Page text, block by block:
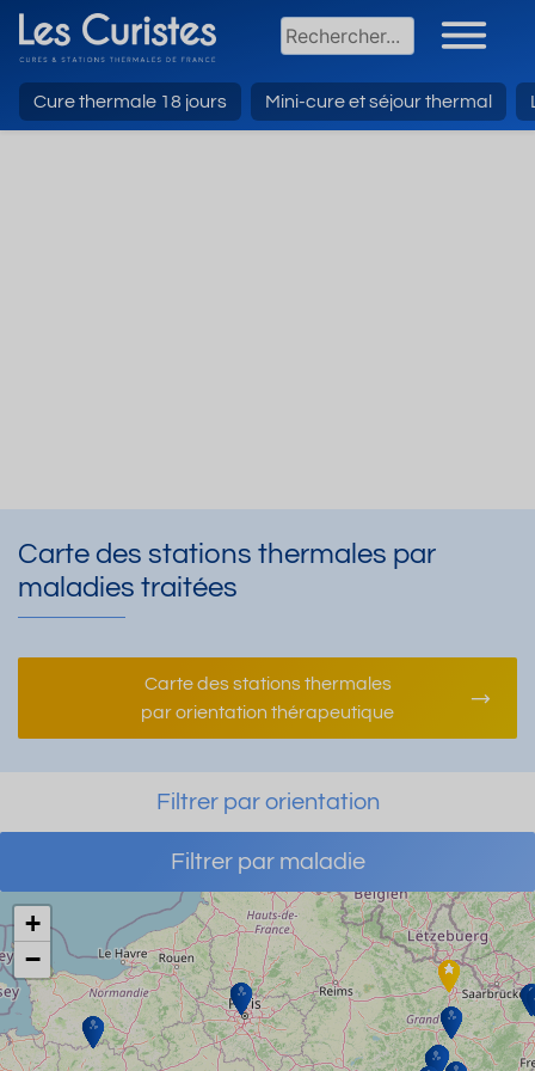
Cure thermale 18 jours Mini-cure et séjour thermal
Carte des stations thermales par
maladies traitées
Carte des stations thermales
par orientation thérapeutique
Filtrer par orientation
Filtrer par maladie
+
−